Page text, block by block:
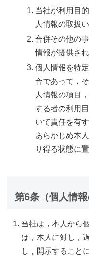
当社が利用目
人情報の取扱
合併その他の
情報が提供さ
個人情報を特
合であって，
人情報の項目
する者の利用
いて責任を有
あらかじめ本
り得る状態に
第6条（個人情報
当社は，本人から
は，本人に対し，
し，開示すること